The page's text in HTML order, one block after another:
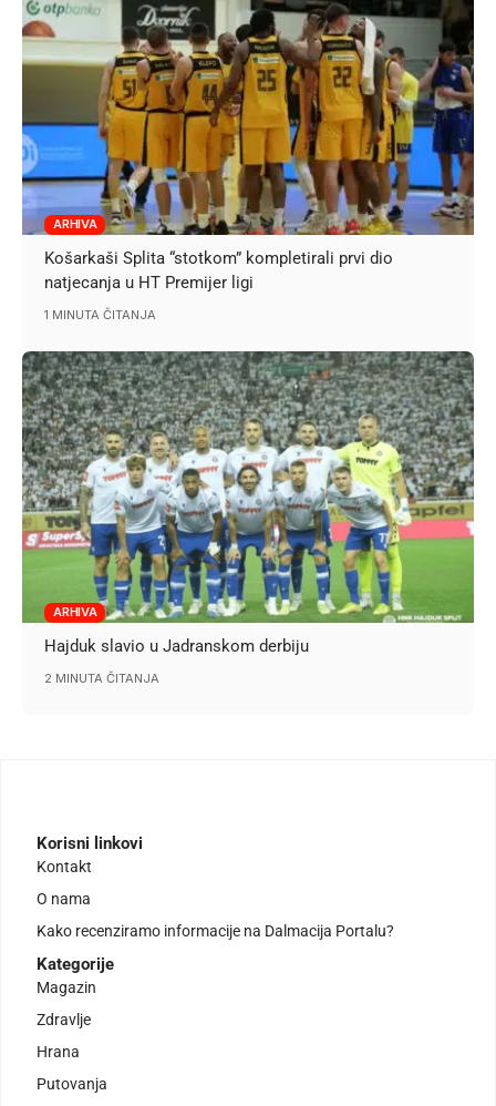
ARHIVA
Košarkaši Splita “stotkom” kompletirali prvi dio
natjecanja u HT Premijer ligi
1 MINUTA ČITANJA
ARHIVA
Hajduk slavio u Jadranskom derbiju
2 MINUTA ČITANJA
Korisni linkovi
Kontakt
O nama
Kako recenziramo informacije na Dalmacija Portalu?
Kategorije
Magazin
Zdravlje
Hrana
Putovanja